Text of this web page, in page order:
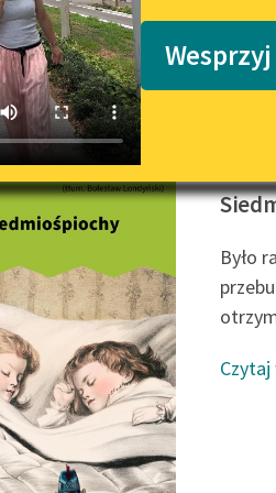
i Wilhelma Grimmów
Było
Czytaj